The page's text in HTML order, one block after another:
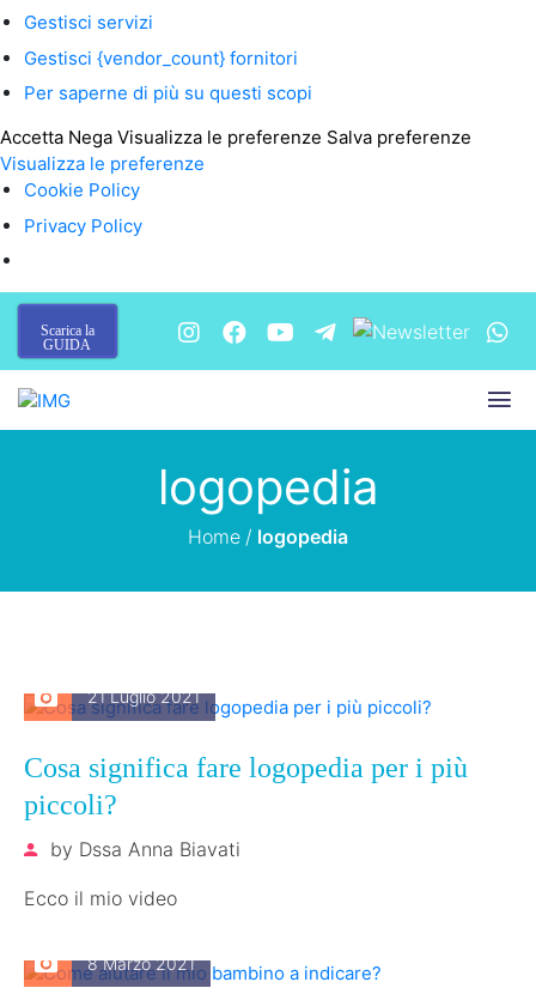
Gestisci servizi
Gestisci {vendor_count} fornitori
Per saperne di più su questi scopi
Accetta Nega Visualizza le preferenze Salva preferenze
Visualizza le preferenze
Cookie Policy
Privacy Policy
Scarica la
GUIDA
logopedia
Home / logopedia
21 Luglio 2021
Cosa significa fare logopedia per i più
piccoli?
by Dssa Anna Biavati
Ecco il mio video
8 Marzo 2021